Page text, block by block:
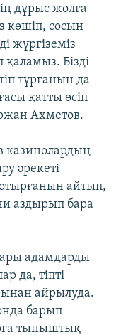
дұрыс жолға
көшіп, сосын
жүргіземіз
Бізді
тұрғанын да
қатты өсіп
Ахметов.
казинолардың
әрекеті
отырғанын айтып,
аздырып бара
адамдарды
да, тіпті
айрылуда.
барып
тыныштық